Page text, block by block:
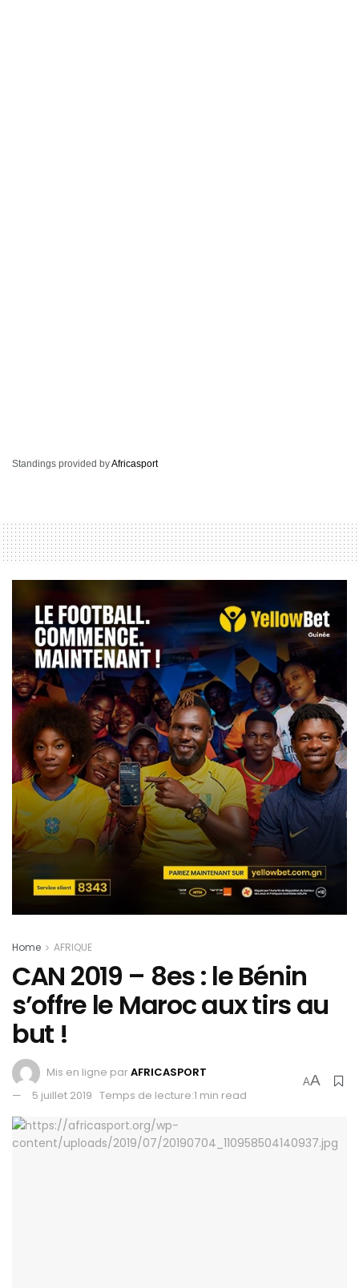
Standings provided byAfricasport
Home AFRIQUE
CAN 2019 – 8es : le Bénin
s’offre le Maroc aux tirs au
but !
Mis en ligne parAFRICASPORT
5 juillet 2019 Temps de lecture:1 min read
AA